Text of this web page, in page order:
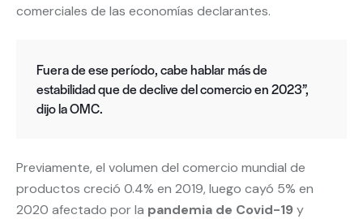
comerciales de las economías declarantes.
Fuera de ese período, cabe hablar más de
estabilidad que de declive del comercio en 2023”,
dijo la OMC.
Previamente, el volumen del comercio mundial de
productos creció 0.4% en 2019, luego cayó 5% en
2020 afectado por la pandemia de Covid-19 y